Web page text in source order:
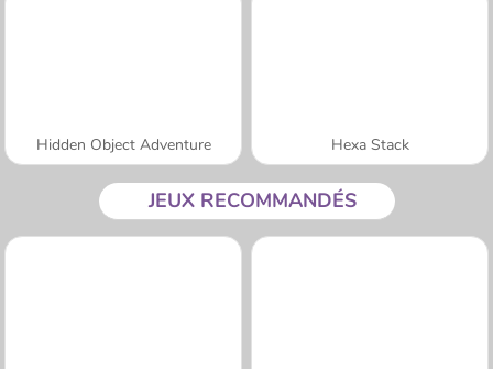
Hidden Object Adventure Hexa Stack
JEUX RECOMMANDÉS